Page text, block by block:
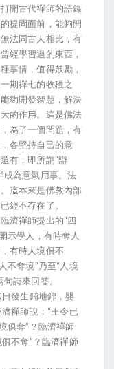
開古代禪師的語錄
提問面前，能夠開
法同古人相比，有
經學習過的東西，
事情，值得鼓勵，
期禪七的收穫之
夠開發智慧，解決
的作用。這是佛法
為了一個問題，有
各堅持自己的意
有，即所謂“辯
成為意氣用事。法
這本來是佛教內部
經不存在了。
濟禪師提出的“四
示學人，有時奪人
有時人境俱不
不奪境”乃至“人境
詩來回答。
發生鋪地錦，嬰
禪師說：“王令已
俱奪”？臨濟禪師
不奪”？臨濟禪師